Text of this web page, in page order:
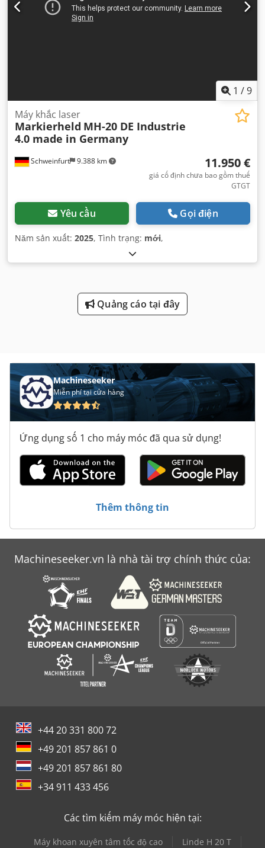
1 /9
Schweinfurt 9.388 km
Máy khắc laser
Markierheld MH-20 DE Industrie
4.0 made in Germany
11.950 €
giá cố định chưa bao gồm thuế
GTGT
Yêu cầu Gọi điện
Năm sản xuất: 2025, Tình trạng: mới,
Quảng cáo tại đây
Machineseeker
Miễn phí tại cửa hàng
Ứng dụng số 1 cho máy móc đã qua sử dụng!
Thêm thông tin
Machineseeker.vn là nhà tài trợ chính thức của:
+44 20 331 800 72
+49 201 857 861 0
+49 201 857 861 80
+34 911 433 456
Các tìm kiếm máy móc hiện tại:
Máy khoan xuyên tâm tốc độ cao
Linde H 20 T